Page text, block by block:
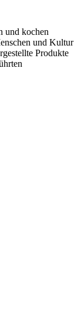
und kochen
und Kultur
Produkte